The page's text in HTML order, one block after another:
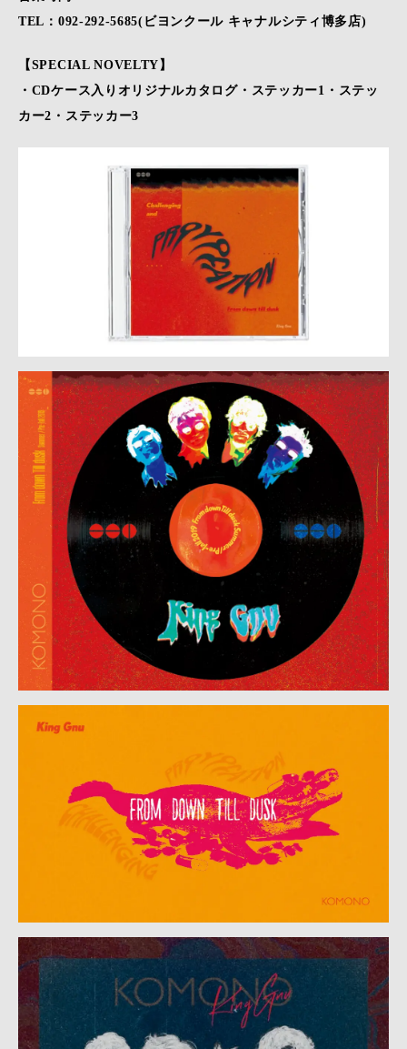
TEL：092-292-5685(ビヨンクール キャナルシティ博多店)
【SPECIAL NOVELTY】
・CDケース入りオリジナルカタログ・ステッカー1・ステッ
カー2・ステッカー3